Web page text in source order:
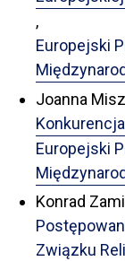
,
Europejski
Joanna
Europejski
Konrad
Związku